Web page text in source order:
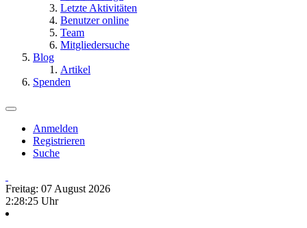
Letzte Aktivitäten
Benutzer online
Team
Mitgliedersuche
Blog
Artikel
Spenden
Anmelden
Registrieren
Suche
Freitag: 07 August 2026
2:28:25 Uhr